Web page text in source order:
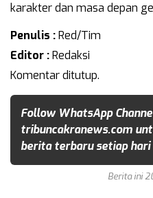
karakter dan masa depan
Penulis :Red/Tim
Editor :Redaksi
Komentar ditutup.
Follow WhatsApp
tribuncakranews.com
berita terbaru setiap hari
Berita ini